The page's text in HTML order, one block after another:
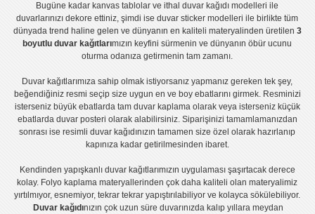
Bugüne kadar kanvas tablo lar veithal duvar kağıdı modelleri ile
duvarlarınızı dekore ettiniz, şimdi iseduvar sticker modelleri ile birlikte tüm
dünyada trend haline gelen ve dünyanın en kaliteli materyalinden üretilen 3
boyutlu duvar kağıtlarımızın keyfini sürmenin ve dünyanın öbür ucunu
oturma odanıza getirmenin tam zamanı.
Duvar kağıtlarımıza sahip olmak istiyorsanız yapmanız gereken tek şey,
beğendiğiniz resmi seçip size uygun en ve boy ebatlarını girmek. Resminizi
isterseniz büyük ebatlarda tam duvar kaplamaolarak veya isterseniz küçük
ebatlarda duvar posteri olarak alabilirsiniz. Siparişinizi tamamlamanızdan
sonrası iseresimli duvar kağıdınızın tamamen size özel olarak hazırlanıp
kapınıza kadar getirilmesinden ibaret.
Kendinden yapışkanlı duvar kağıtlarımızın uygulamasışaşırtacak derece
kolay. Folyo kaplama materyallerinden çok daha kaliteli olanmateryalimiz
yırtılmıyor, esnemiyor, tekrar tekrar yapıştırılabiliyor ve kolayca sökülebiliyor.
Duvar kağıdınızın çok uzun süre duvarınızda kalıp yıllara meydan